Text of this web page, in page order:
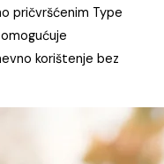
pričvršćenim Type
korištenje bez